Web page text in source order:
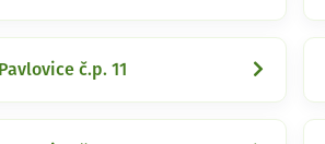
Pavlovice č.p. 11